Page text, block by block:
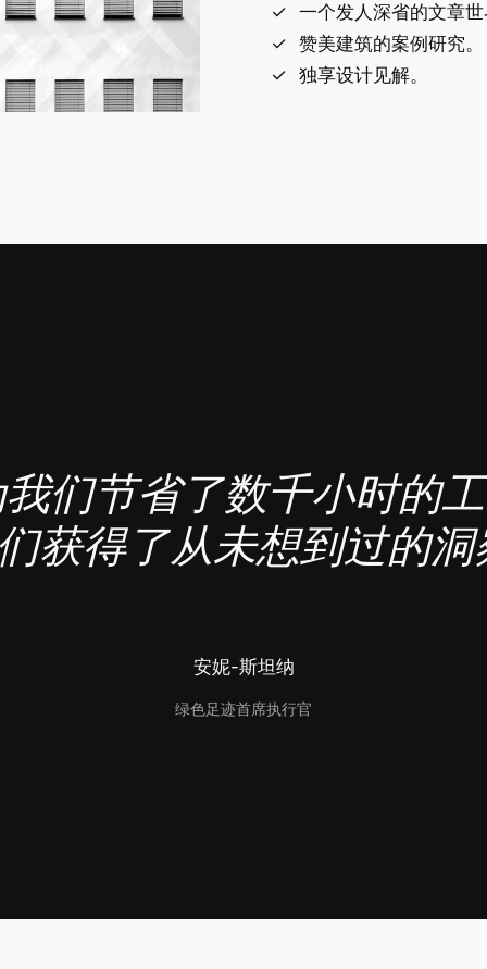
一个发人深省的文章
赞美建筑的案例研究。
独享设计见解。
我们节省了数千小时的
获得了从未想到过的
安妮-斯坦纳
绿色足迹首席执行官